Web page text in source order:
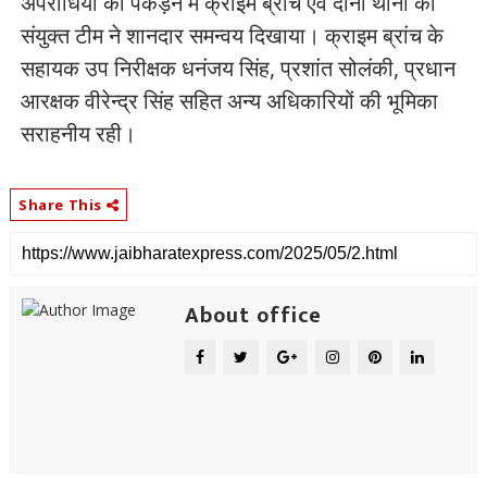
संयुक्त टीम ने शानदार समन्वय दिखाया। क्राइम ब्रांच के
सहायक उप निरीक्षक धनंजय सिंह, प्रशांत सोलंकी, प्रधान
आरक्षक वीरेन्द्र सिंह सहित अन्य अधिकारियों की भूमिका
सराहनीय रही।
Share This
About office